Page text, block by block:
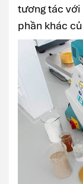
tương tác với
phần khác